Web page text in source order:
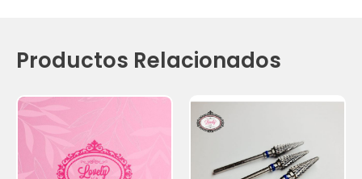
Productos Relacionados